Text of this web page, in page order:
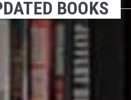
BOOKS